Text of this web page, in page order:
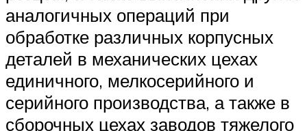
аналогичных операций при
обработке различных корпусных
деталей в механических цехах
единичного, мелкосерийного и
серийного производства, а также в
сборочных цехах заводов тяжелого